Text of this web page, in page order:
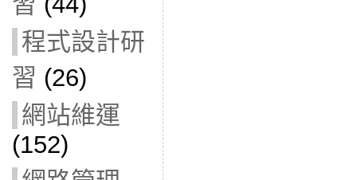
程式設計研
習 (26)
網站維運
(152)